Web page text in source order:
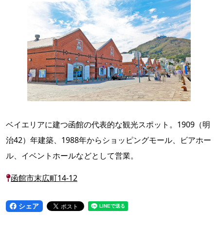
ベイエリアに建つ函館の代表的な観光スポット。1909（明
治42）年建築、1988年からショッピングモール、ビアホー
ル、イベントホールなどとして営業。
函館市末広町14-12
シェア